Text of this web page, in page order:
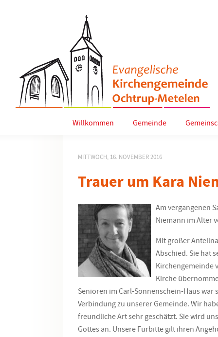
Willkommen Gemeinde
MITTWOCH, 16. NOVEMBER 2016
Trauer um Kara
Am vergangenen
Niemann im Alter
Mit großer
Abschied. Sie hat
Kirchengemeinde
Kirche
Senioren im Carl-Sonnenschein-Haus war
Verbindung zu unserer Gemeinde. Wir
freundliche Art sehr geschätzt. Sie wird
Gottes an. Unsere Fürbitte gilt ihren